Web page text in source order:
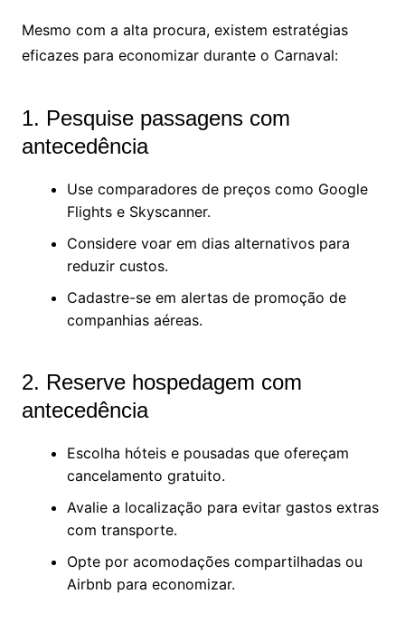
Mesmo com a alta procura, existem estratégias
eficazes para economizar durante o Carnaval:
1. Pesquise passagens com
antecedência
Use comparadores de preços como Google
Flights e Skyscanner.
Considere voar em dias alternativos para
reduzir custos.
Cadastre-se em alertas de promoção de
companhias aéreas.
2. Reserve hospedagem com
antecedência
Escolha hóteis e pousadas que ofereçam
cancelamento gratuito.
Avalie a localização para evitar gastos extras
com transporte.
Opte por acomodações compartilhadas ou
Airbnb para economizar.